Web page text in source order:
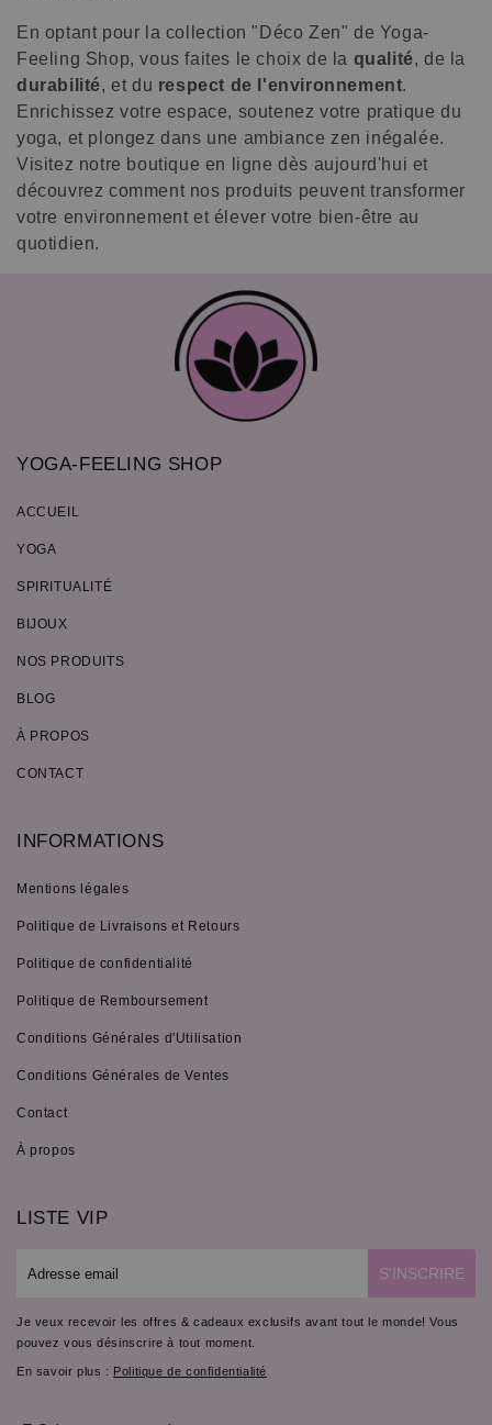
En optant pour la collection "Déco Zen" de Yoga-
Feeling Shop, vous faites le choix de la qualité, de la
durabilité, et du respect de l'environnement.
Enrichissez votre espace, soutenez votre pratique du
yoga, et plongez dans une ambiance zen inégalée.
Visitez notre boutique en ligne dès aujourd'hui et
découvrez comment nos produits peuvent transformer
votre environnement et élever votre bien-être au
quotidien.
YOGA-FEELING SHOP
ACCUEIL
YOGA
SPIRITUALITÉ
BIJOUX
NOS PRODUITS
BLOG
À PROPOS
CONTACT
INFORMATIONS
Mentions légales
Politique de Livraisons et Retours
Politique de confidentialité
Politique de Remboursement
Conditions Générales d'Utilisation
Conditions Générales de Ventes
Contact
À propos
LISTE VIP
mail
S'INSCRIRE
Je veux recevoir les offres & cadeaux exclusifs avant tout le monde! Vous
pouvez vous désinscrire à tout moment.
En savoir plus : Politique de confidentialité